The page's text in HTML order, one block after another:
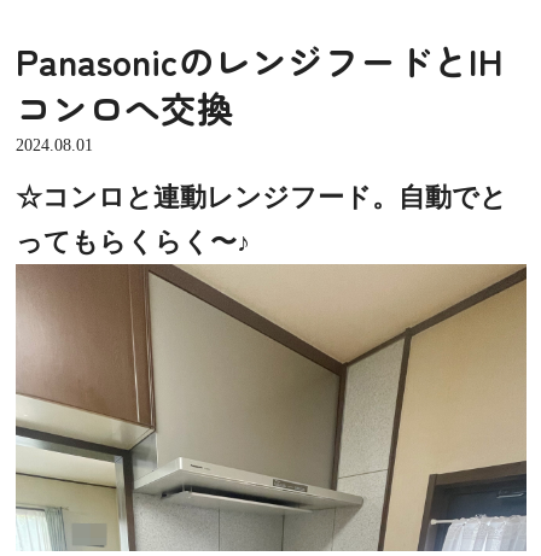
PanasonicのレンジフードとIH
コンロへ交換
2024.08.01
☆コンロと連動レンジフード。自動でと
ってもらくらく〜♪